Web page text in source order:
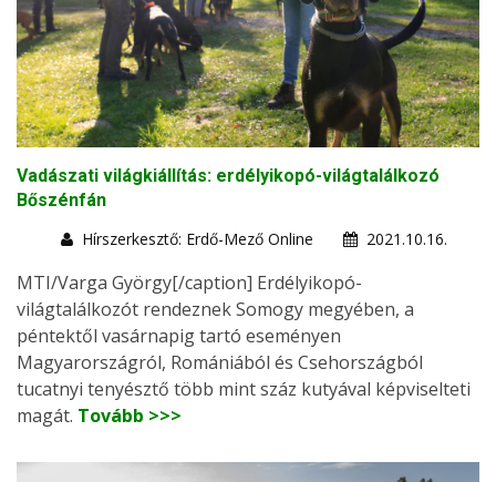
Vadászati világkiállítás: erdélyikopó-világtalálkozó
Bőszénfán
Hírszerkesztő: Erdő-Mező Online
2021.10.16.
MTI/Varga György[/caption] Erdélyikopó-
világtalálkozót rendeznek Somogy megyében, a
péntektől vasárnapig tartó eseményen
Magyarországról, Romániából és Csehországból
tucatnyi tenyésztő több mint száz kutyával képviselteti
magát. Tovább >>>